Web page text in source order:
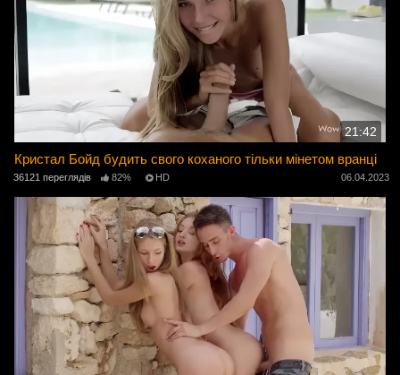
21:42
Кристал Бойд будить свого коханого тільки мінетом вранці
36121 переглядів 82% HD 06.04.2023